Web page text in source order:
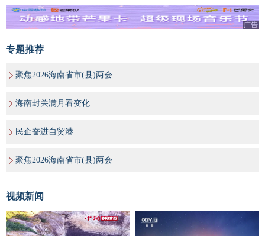
广告
专题推荐
聚焦2026海南省市(县)两会
海南封关满月看变化
民企奋进自贸港
聚焦2026海南省市(县)两会
视频新闻